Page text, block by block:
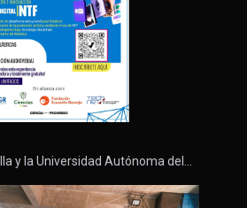
y la Universidad Autónoma del…